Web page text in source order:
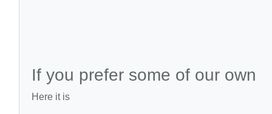
If you prefer some of our own
Here it is